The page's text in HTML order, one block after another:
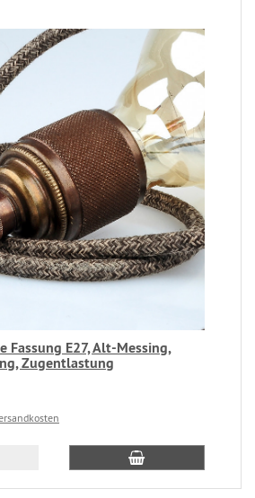
Fassung E27, Alt-Messing,
Zugentlastung